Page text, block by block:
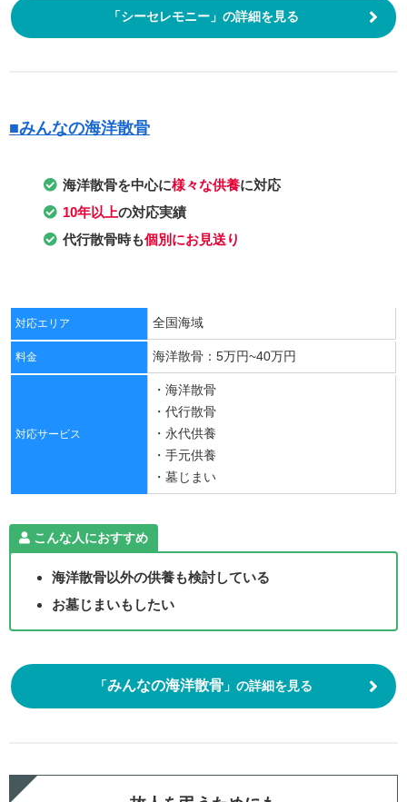
「シーセレモニー」の詳細を見る
■みんなの海洋散骨
海洋散骨を中心に様々な供養に対応
10年以上の対応実績
代行散骨時も個別にお見送り
対応エリア 全国海域
料金 海洋散骨：5万円~40万円
対応サービス
・海洋散骨
・代行散骨
・永代供養
・手元供養
・墓じまい
こんな人におすすめ
海洋散骨以外の供養も検討している
お墓じまいもしたい
「みんなの海洋散骨 」の詳細を見る